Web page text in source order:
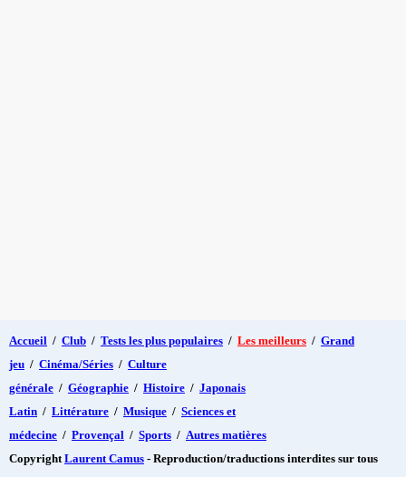
Accueil / Club / Tests les plus populaires / Les meilleurs / Grand
jeu / Cinéma/Séries / Culture
générale / Géographie / Histoire / Japonais
Latin / Littérature / Musique / Sciences et
médecine / Provençal / Sports / Autres matières
Copyright Laurent Camus - Reproduction/traductions interdites sur tous